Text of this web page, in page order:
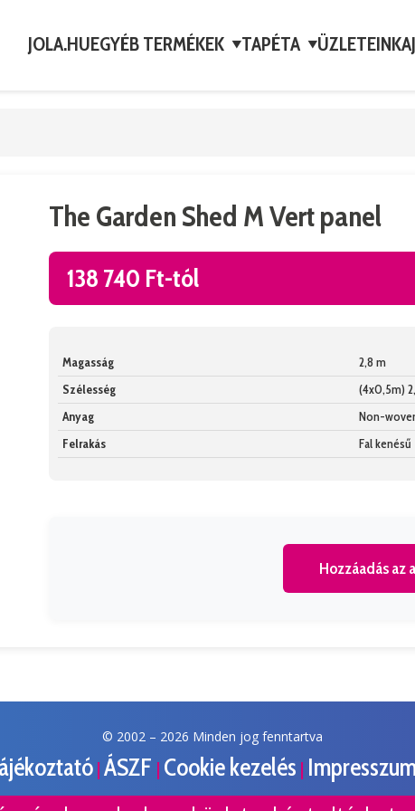
JOLA.HUEGYÉB TERMÉKEK ▼TAPÉTA ▼ÜZLETEINK
The Garden Shed M Vert panel
138 740 Ft-tól
Magasság
2,8 m
Szélesség
(4x0,5m)
Anyag
Non-
Felrakás
Fal kenésű
Hozzáadás az
© 2002 – 2026 Minden jog fenntartva
| ÁSZF | Cookie kezelés |